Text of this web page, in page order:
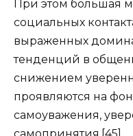
При этом большая
социальных
выраженных
тенденций в
снижением
проявляются на
самоуважения,